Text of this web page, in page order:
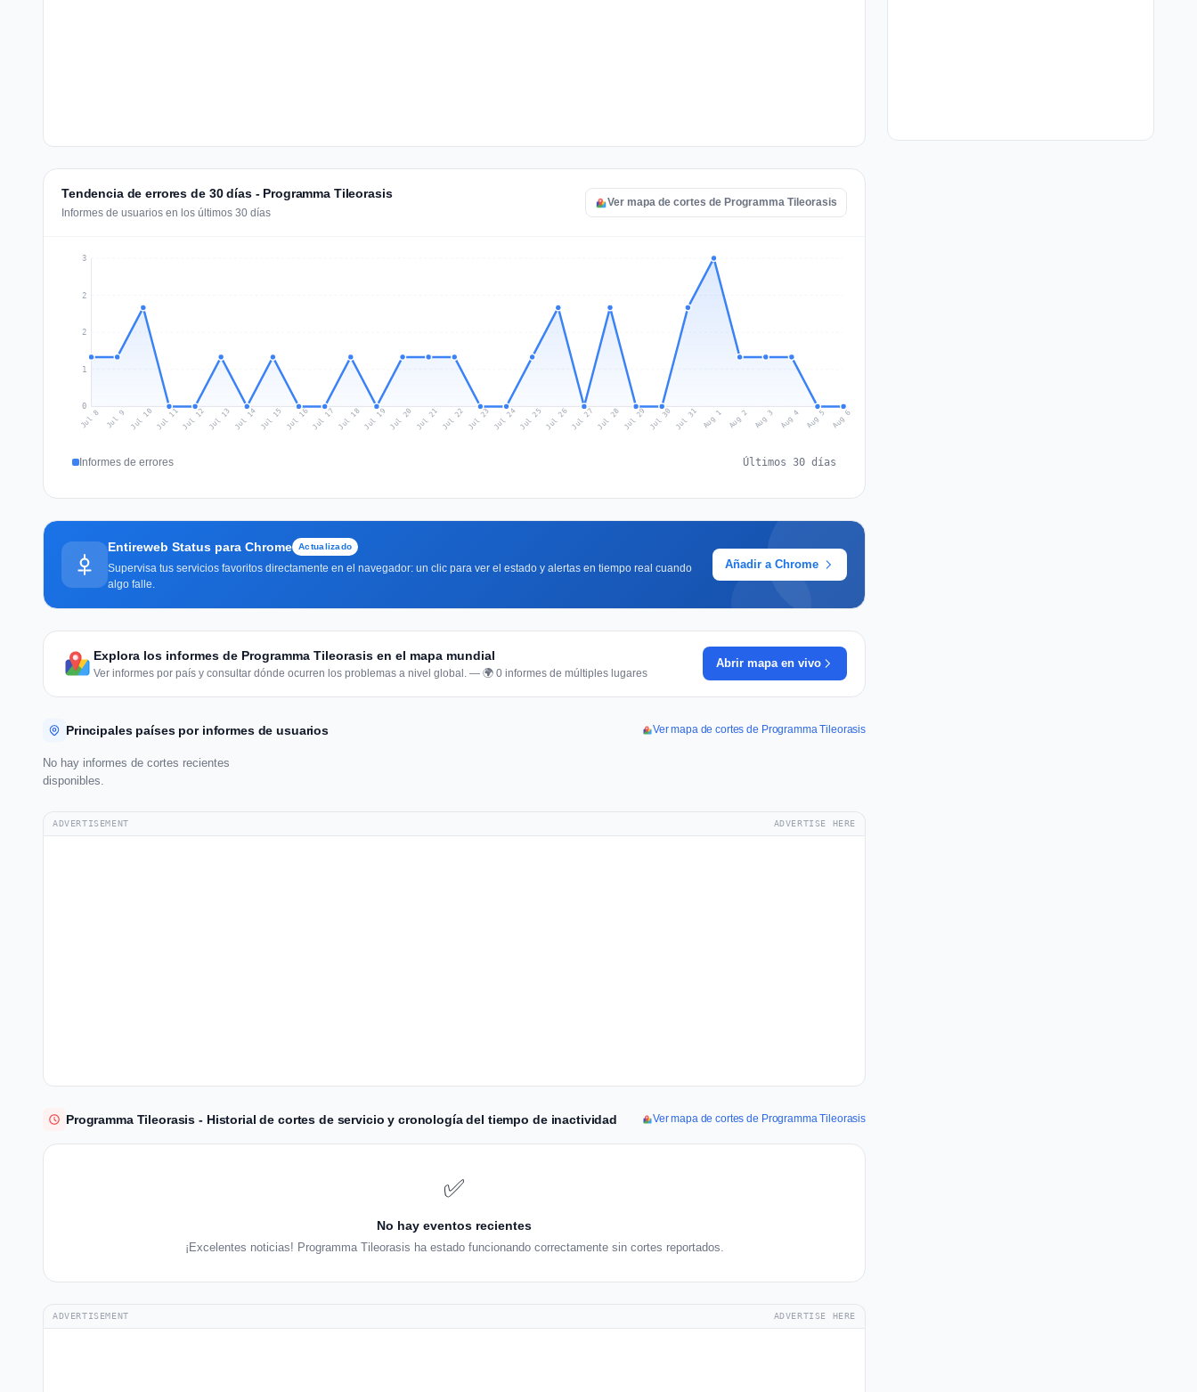
Tendencia de errores de 30 días - Programma Tileorasis
Informes de usuarios en los últimos 30 días
Ver mapa de cortes de Programma Tileorasis
0
1
2
2
3
Jul 8 Jul 9 Jul 10 Jul 11Jul 12 Jul 13 Jul 14 Jul 15 Jul 16Jul 17 Jul 18Jul 19 Jul 20 Jul 21 Jul 22 Jul 23 Jul 24Jul 25 Jul 26Jul 27 Jul 28 Jul 29 Jul 30 Jul 31 Aug 1 Aug 2 Aug 3 Aug 4 Aug 5 Aug 6
Informes de errores Últimos 30 días
Entireweb Status para Chrome Actualizado
Supervisa tus servicios favoritos directamente en el navegador: un clic para ver el estado y alertas en tiempo real cuando
algo falle.
Añadir a Chrome
Explora los informes de Programma Tileorasis en el mapa mundial
Ver informes por país y consultar dónde ocurren los problemas a nivel global. — 🌍 0 informes de múltiples lugares
Abrir mapa en vivo
Principales países por informes de usuarios Ver mapa de cortes de Programma Tileorasis
No hay informes de cortes recientes
disponibles.
ADVERTISEMENT ADVERTISE HERE
Programma Tileorasis - Historial de cortes de servicio y cronología del tiempo de inactividad Ver mapa de cortes de Programma Tileorasis
✅
No hay eventos recientes
¡Excelentes noticias! Programma Tileorasis ha estado funcionando correctamente sin cortes reportados.
ADVERTISEMENT ADVERTISE HERE